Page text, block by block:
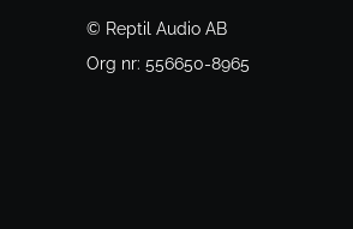
© Reptil Audio AB
Org nr: 556650-8965